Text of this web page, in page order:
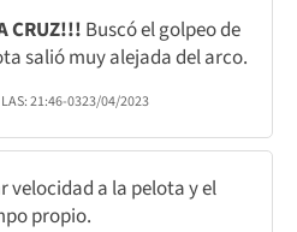
CRUZ!!! Buscó el golpeo de
salió muy alejada del arco.
21:46-0323/04/2023
velocidad a la pelota y el
propio.